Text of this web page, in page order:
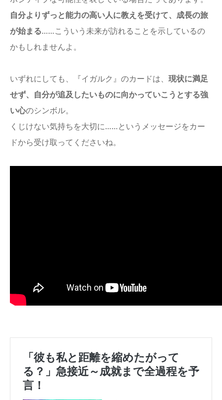
自分よりずっと能力の高い人に教えを受けて、成長の旅
が始まる……こういう未来が訪れることを示しているの
かもしれませんよ。
いずれにしても、『イガルク』のカードは、 現状に満足
せず、自分が追及したいものに向かっていこうとする強
い心のシンボル。
くじけない気持ちを大切に……というメッセージをカー
ドから受け取ってくださいね。
「彼も私と距離を縮めたがって
る？」急接近～成就まで全過程を予
言！